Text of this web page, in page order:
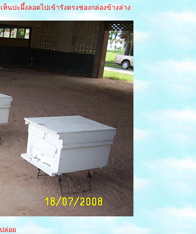
นปะผึ้งลอดไปเข้ารังตรงช่องกล่องข้างล่าง
ปล่อ